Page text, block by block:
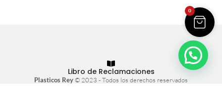
Libro de Reclamaciones
Plasticos Rey© 2023 - Todos los derechos reservados
0